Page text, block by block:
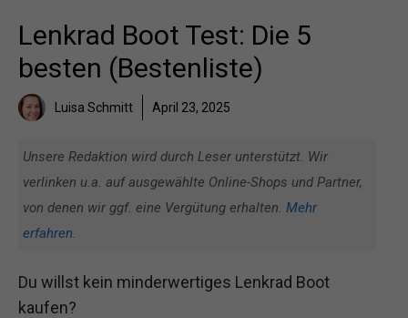
Lenkrad Boot Test: Die 5
besten (Bestenliste)
Luisa Schmitt April 23, 2025
Unsere Redaktion wird durch Leser unterstützt. Wir
verlinken u.a. auf ausgewählte Online-Shops und Partner,
von denen wir ggf. eine Vergütung erhalten. Mehr
erfahren.
Du willst kein minderwertiges Lenkrad Boot
kaufen?